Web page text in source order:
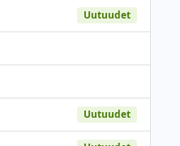
Uutuudet
Uutuudet